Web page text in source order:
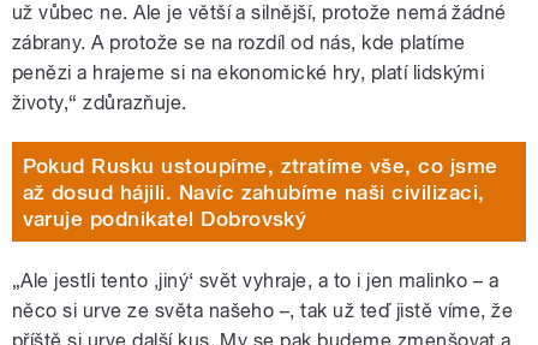
už vůbec ne. Ale je větší a silnější, protože nemá žádné
zábrany. A protože se na rozdíl od nás, kde platíme
penězi a hrajeme si na ekonomické hry, platí lidskými
životy,“ zdůrazňuje.
Pokud Rusku ustoupíme, ztratíme vše, co jsme
až dosud hájili. Navíc zahubíme naši civilizaci,
varuje podnikatel Dobrovský
„Ale jestli tento ,jiný‘ svět vyhraje, a to i jen malinko – a
něco si urve ze světa našeho –, tak už teď jistě víme, že